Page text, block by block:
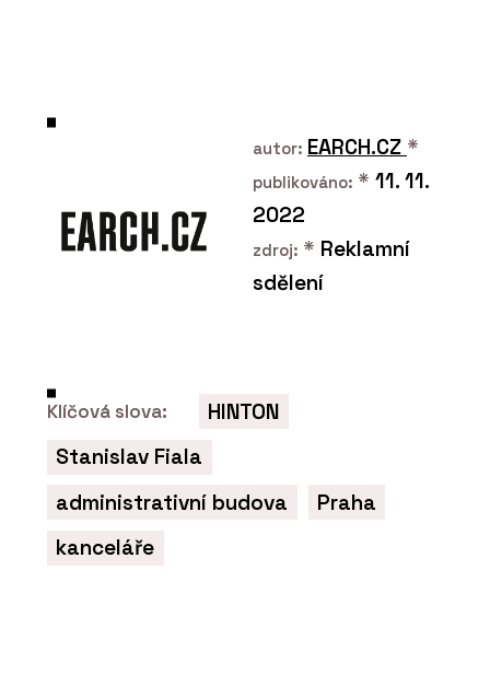
ČLÁNKY
byty. Ne proto, že bychom nechtěli
dělat nic jiného, ale protože takový je
autor: EARCH.CZ *
publikováno: * 11. 11.
2022
zdroj: * Reklamní
sdělení
Klíčová slova:
HINTON
Stanislav Fiala
administrativní budova
Praha
kanceláře